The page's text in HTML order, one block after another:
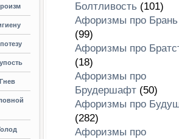
Болтливость (101)
Афоризмы про Брань
(99)
Афоризмы про
(18)
Афоризмы про
Брудершафт(50)
Афоризмы про
(282)
Афоризмы про